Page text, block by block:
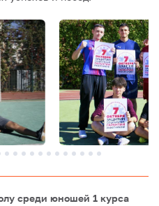
среди юношей 1 курса